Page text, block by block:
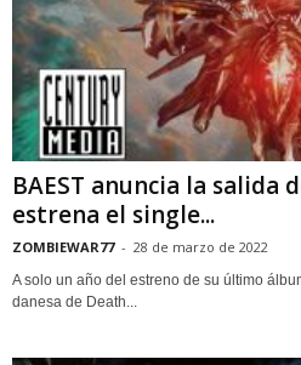
BAEST anuncia la salida
estrena el single...
ZOMBIEWAR77 - 28 de marzo de 2022
A solo un año del estreno de su último
danesa de Death...